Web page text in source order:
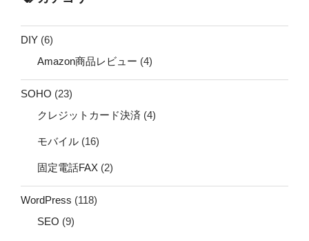
DIY (6)
Amazon商品レビュー (4)
SOHO (23)
クレジットカード決済 (4)
モバイル (16)
固定電話FAX (2)
WordPress (118)
SEO (9)